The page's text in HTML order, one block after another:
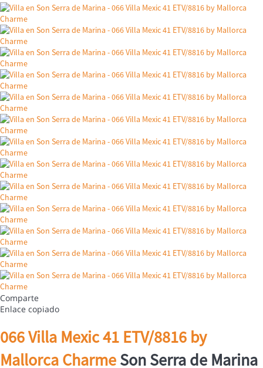
Comparte
Enlace copiado
066 Villa Mexic 41 ETV/8816 by
Mallorca CharmeSon Serra de Marina